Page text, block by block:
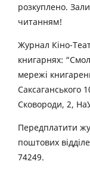
розкуплено.
читанням!
Журнал Кіно-
книгарнях:
мережі
Саксаганського
Сковороди, 2,
Передплатити
поштових
74249.